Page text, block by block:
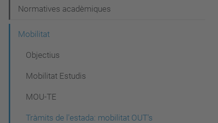
Normatives acadèmiques
Mobilitat
Objectius
Mobilitat Estudis
MOU-TE
Tràmits de l'estada: mobilitat OUT's